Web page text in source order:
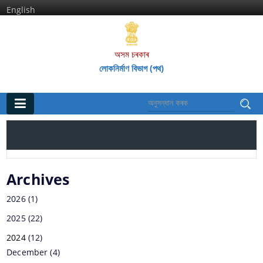
English
অসম চৰকাৰ
লোকনিৰ্মাণ বিভাগ (পথ)
অসম পথ গ‌ৱেষণা আৰু প্ৰশিক্ষণ প্ৰতিষ্ঠান
অসম ৰাজ্যিক পথ পৰিষদ
Archives
2026 (1)
2025 (22)
2024 (12)
December (4)